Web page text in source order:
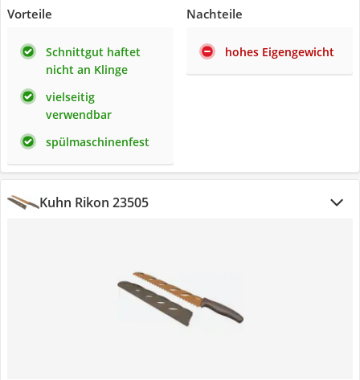
Vorteile
Schnittgut haftet
nicht an Klinge
vielseitig
verwendbar
spülmaschinenfest
Nachteile
hohes Eigengewicht
Kuhn Rikon 23505